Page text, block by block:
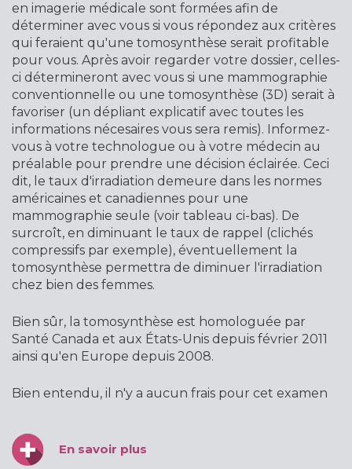
en imagerie médicale sont formées afin de
déterminer avec vous si vous répondez aux critères
qui feraient qu'une tomosynthèse serait profitable
pour vous. Après avoir regarder votre dossier, celles-
ci détermineront avec vous si une mammographie
conventionnelle ou une tomosynthèse (3D) serait à
favoriser (un dépliant explicatif avec toutes les
informations nécesaires vous sera remis). Informez-
vous à votre technologue ou à votre médecin au
préalable pour prendre une décision éclairée. Ceci
dit, le taux d'irradiation demeure dans les normes
américaines et canadiennes pour une
mammographie seule (voir tableau ci-bas). De
surcroît, en diminuant le taux de rappel (clichés
compressifs par exemple), éventuellement la
tomosynthèse permettra de diminuer l'irradiation
chez bien des femmes.
Bien sûr, la tomosynthèse est homologuée par
Santé Canada et aux États-Unis depuis février 2011
ainsi qu'en Europe depuis 2008.
Bien entendu, il n'y a aucun frais pour cet examen
En savoir plus